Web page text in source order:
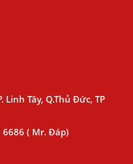
Linh Tây, Q.Thủ Đức, TP
6686 ( Mr. Đáp)